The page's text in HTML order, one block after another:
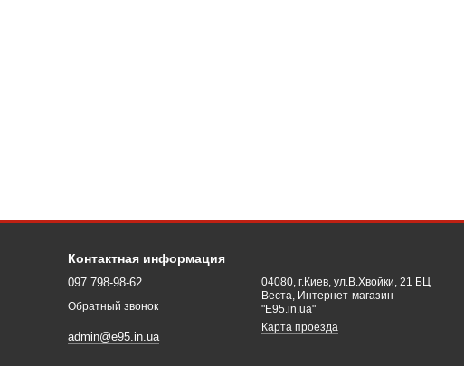
Контактная информация
097 798-98-62
Обратный звонок
admin@e95.in.ua
04080, г.Киев, ул.В.Хвойки, 21 БЦ
Веста, Интернет-магазин
"E95.in.ua"
Карта проезда